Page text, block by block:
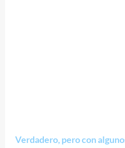
Verdadero, pero con